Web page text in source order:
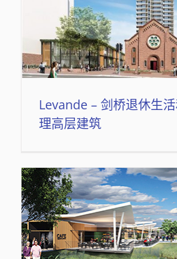
Levande – 剑桥退休生
理高层建筑